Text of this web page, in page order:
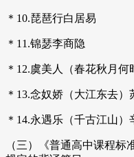
＊10.琵琶行白居易
＊11.锦瑟李商隐
＊12.虞美人（春花秋月何
＊13.念奴娇（大江东去）
＊14.永遇乐（千古江山）
（三）《普通高中课程